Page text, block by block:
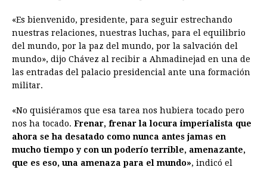
«Es bienvenido, presidente, para seguir estrechando
nuestras relaciones, nuestras luchas, para el equilibrio
del mundo, por la paz del mundo, por la salvación del
mundo», dijo Chávez al recibir a Ahmadinejad en una de
las entradas del palacio presidencial ante una formación
militar.
«No quisiéramos que esa tarea nos hubiera tocado pero
nos ha tocado. Frenar, frenar la locura imperialista que
ahora se ha desatado como nunca antes jamas en
mucho tiempo y con un poderío terrible, amenazante,
que es eso, una amenaza para el mundo», indicó el